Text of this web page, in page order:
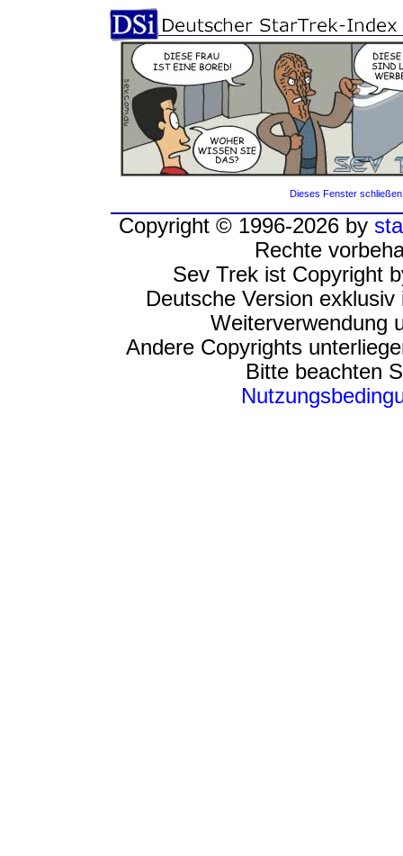
Dieses Fenster schließen
Copyright © 1996-2026 by
Rechte
Sev Trek ist Copyright
Deutsche Version
Weiterverwendung
Andere Copyrights
Bitte beachten